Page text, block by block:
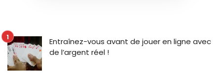
Entraînez-vous avant de jouer en ligne avec
de l’argent réel !